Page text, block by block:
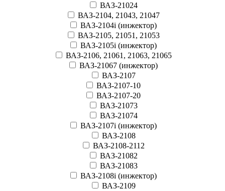
ВАЗ-21024
ВАЗ-2104, 21043, 21047
ВАЗ-2104i (инжектор)
ВАЗ-2105, 21051, 21053
ВАЗ-2105i (инжектор)
ВАЗ-2106, 21061, 21063, 21065
ВАЗ-21067 (инжектор)
ВАЗ-2107
ВАЗ-2107-10
ВАЗ-2107-20
ВАЗ-21073
ВАЗ-21074
ВАЗ-2107i (инжектор)
ВАЗ-2108
ВАЗ-2108-2112
ВАЗ-21082
ВАЗ-21083
ВАЗ-2108i (инжектор)
ВАЗ-2109